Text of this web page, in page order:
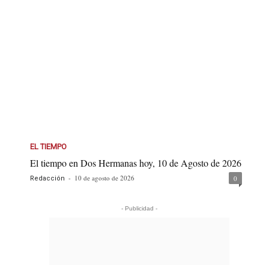
EL TIEMPO
El tiempo en Dos Hermanas hoy, 10 de Agosto de 2026
Redacción - 10 de agosto de 2026 0
- Publicidad -